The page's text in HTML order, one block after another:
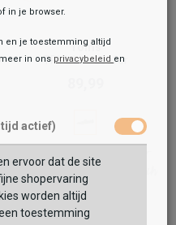
Toms
TRVL Lite Loafer
in je browser.
en je toestemming altijd
in ons privacybeleid en
actief)
ervoor dat de site
shopervaring
worden altijd
toestemming